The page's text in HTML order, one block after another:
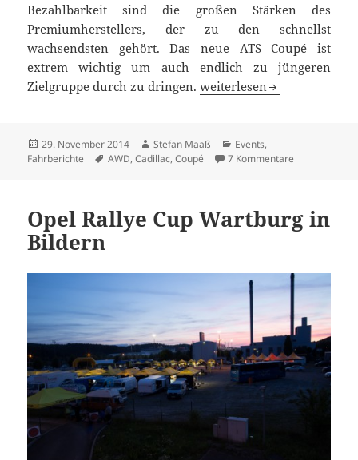
Bezahlbarkeit sind die großen Stärken des
Premiumherstellers, der zu den schnellst
wachsendsten gehört. Das neue ATS Coupé ist
extrem wichtig um auch endlich zu jüngeren
Zielgruppe durch zu dringen.Cadillac ATS Coupé: Der
weiterlesen
Veröffentlicht
am
29. November 2014 Autor
Stefan Maaß Kategorien
Events,
Fahrberichte
Schlagwörter
AWD,Cadillac,Coupé 7 Kommentare
Opel Rallye Cup Wartburg in
Bildern